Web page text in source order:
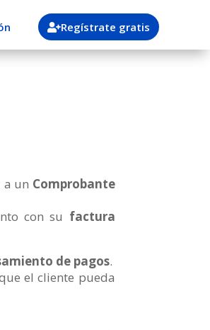
Regístrate gratis
a un Comprobante
con su factura
de pagos.
el cliente pueda